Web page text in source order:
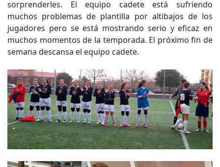
sorprenderles. El equipo cadete está sufriendo
muchos problemas de plantilla por altibajos de los
jugadores pero se está mostrando serio y eficaz en
muchos momentos de la temporada. El próximo fin de
semana descansa el equipo cadete.